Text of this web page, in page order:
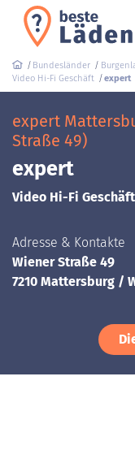
Bundesländer
Video Hi-Fi Geschäft
expert
expert
Straße 49)
expert
Video Hi-Fi Geschäft
Adresse & Kontakte
Wiener Straße 49
7210 Mattersburg /